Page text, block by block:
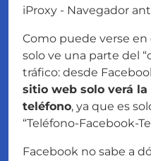
iProxy - Navegador
Como puede verse en
solo ve una parte del
tráfico: desde
sitio web solo verá
teléfono, ya que es
“Teléfono-Facebook-
Facebook no sabe a